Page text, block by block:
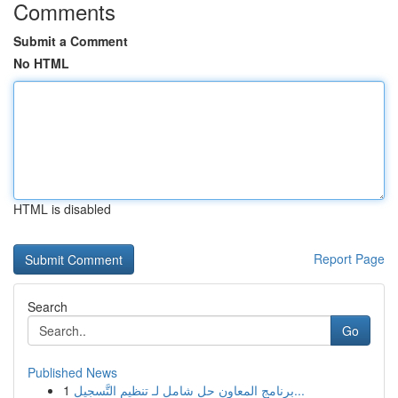
Comments
Submit a Comment
No HTML
HTML is disabled
Report Page
Search
Go
Published News
1
برنامج المعاون حل شامل لـ تنظيم التَّسجيل...